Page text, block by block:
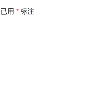
用 * 标注